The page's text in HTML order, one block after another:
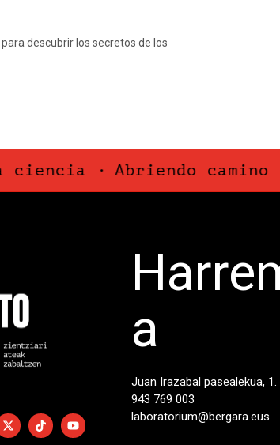
descubrir los secretos de los
· Abriendo camino a
a
Juan Irazabal pasealekua,
943 769 003
laboratorium@bergara.eus